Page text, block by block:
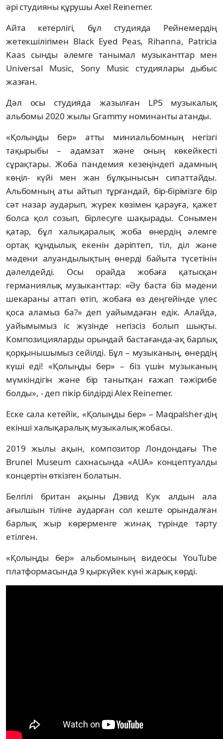
әрі студияны құрушы Axel Reinemer.
Айта кетерлігі, бұл студияда Рейнемердің
жетекшілігімен Black Eyed Peas, Rihanna, Patricia
Kaas сынды әлемге танымал музыканттар мен
Universal Music, Sony Music студиялары дыбыс
жазған.
Дәл осы студияда жазылған LP5 музыкалық
альбомы 2020 жылы Grammy номинанты атанды.
«Қолыңды бер» атты миниальбомның негізгі
тақырыбы – адамзат және оның көкейкесті
сұрақтары. Жоба пандемия кезеңіндегі адамның
көңіл- күйі мен жан бұлқынысын сипаттайды.
Альбомның аты айтып тұрғандай, бір-бірімізге бір
сәт назар аударып, жүрек көзімен қарауға, қажет
болса қол созып, бірлесуге шақырады. Сонымен
қатар, бұл халықаралық жоба өнердің әлемге
ортақ құндылық екенін дәріптеп, тіл, діл және
мәдени алуандылықтың өнерді байыта түсетінін
дәлелдейді. Осы орайда жобаға қатысқан
германиялық музыканттар: «Әу баста біз мәдени
шекараны аттап өтіп, жобаға өз деңгейінде үлес
қоса аламыз ба?» деп уайымдаған едік. Алайда,
уайымымыз іс жүзінде негізсіз болып шықты.
Композицияларды орындай бастағанда-ақ барлық
қорқынышымыз сейілді. Бұл – музыканың, өнердің
күші еді! «Қолыңды бер» – біз үшін музыканың
мүмкіндігін және бір танытқан ғажап тәжірибе
болды», - деп пікір білдірді Alex Reinemer.
Еске сала кетейік, «Қолыңды бер» – Maqpalsher-дің
екінші халықаралық музыкалық жобасы.
2019 жылы ақын, композитор Лондондағы The
Brunel Museum сахнасында «AUA» концептуалды
концертін өткізген болатын.
Белгілі британ ақыны Дэвид Кук алдын ала
ағылшын тіліне аударған сол кеште орындалған
барлық жыр көрерменге жинақ түрінде тарту
етілген.
«Қолыңды бер» альбомының видеосы YouTube
платформасында 9 қыркүйек күні жарық көрді.